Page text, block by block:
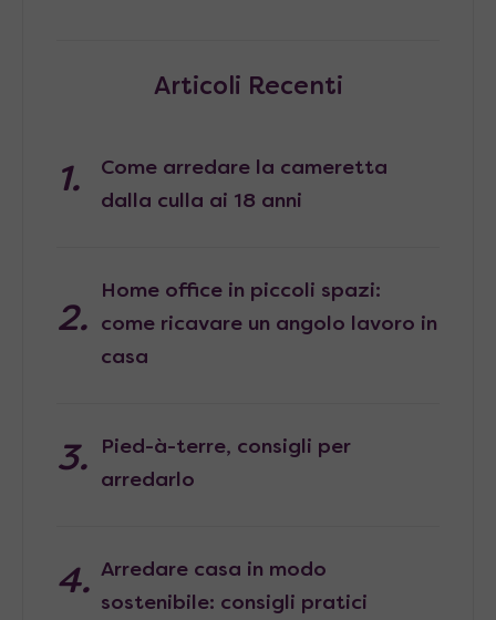
Articoli Recenti
Come arredare la cameretta
dalla culla ai 18 anni
Home office in piccoli spazi:
come ricavare un angolo lavoro in
casa
Pied-à-terre, consigli per
arredarlo
Arredare casa in modo
sostenibile: consigli pratici